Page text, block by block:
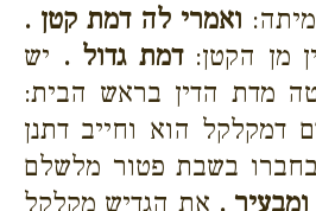
ואמרי לה דמת קטן .
מן הקטן:דמת גדול . יש
מדת הדין בראש הבית:
דמקלקל הוא וחייב דתנן
בשבת פטור מלשלם
ומבעיר . את הגדיש מקלקל